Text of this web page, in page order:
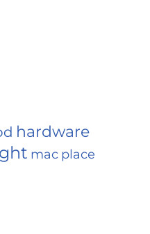
hardware
mac place